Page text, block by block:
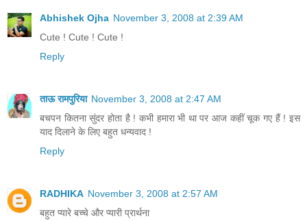
Abhishek Ojha November 3, 2008 at 2:39 AM
Cute ! Cute ! Cute !
Reply
ताऊ रामपुरिया November 3, 2008 at 2:47 AM
बचपन कितना सुंदर होता है ! कभी हमारा भी था पर आज कहीं चूक गए हैं ! इस
याद दिलाने के लिए बहुत धन्यवाद !
Reply
RADHIKA November 3, 2008 at 2:57 AM
बहुत प्यारे बच्चे और प्यारी प्रार्थना